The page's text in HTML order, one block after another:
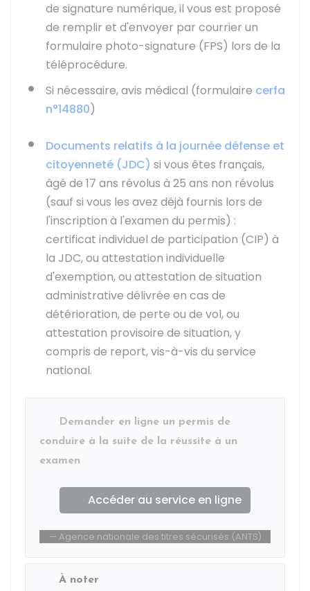
de signature numérique, il vous est proposé
de remplir et d'envoyer par courrier un
formulaire photo-signature (FPS) lors de la
téléprocédure.
Si nécessaire, avis médical (formulaire cerfa
n°14880)
Documents relatifs à la journée défense et
citoyenneté (JDC) si vous êtes français,
âgé de 17 ans révolus à 25 ans non révolus
(sauf si vous les avez déjà fournis lors de
l'inscription à l'examen du permis) :
certificat individuel de participation (CIP) à
la JDC, ou attestation individuelle
d'exemption, ou attestation de situation
administrative délivrée en cas de
détérioration, de perte ou de vol, ou
attestation provisoire de situation, y
compris de report, vis-à-vis du service
national.
Demander en ligne un permis de
conduire à la suite de la réussite à un
examen
Accéder au service en ligne
Agence nationale des titres sécurisés (ANTS)
À noter